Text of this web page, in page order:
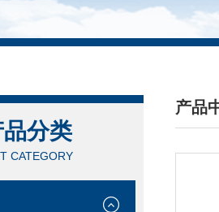
品分类
CATEGORY
产品
/